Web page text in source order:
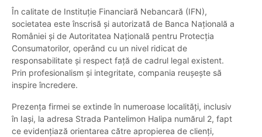
În calitate de Instituție Financiară Nebancară (IFN),
societatea este înscrisă și autorizată de Banca Națională a
României și de Autoritatea Națională pentru Protecția
Consumatorilor, operând cu un nivel ridicat de
responsabilitate și respect față de cadrul legal existent.
Prin profesionalism și integritate, compania reușește să
inspire încredere.
Prezența firmei se extinde în numeroase localități, inclusiv
în Iași, la adresa Strada Pantelimon Halipa numărul 2, fapt
ce evidențiază orientarea către apropierea de clienți,